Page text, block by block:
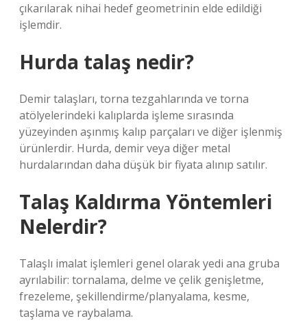
çıkarılarak nihai hedef geometrinin elde edildiği
işlemdir.
Hurda talaş nedir?
Demir talaşları, torna tezgahlarında ve torna
atölyelerindeki kalıplarda işleme sırasında
yüzeyinden aşınmış kalıp parçaları ve diğer işlenmiş
ürünlerdir. Hurda, demir veya diğer metal
hurdalarından daha düşük bir fiyata alınıp satılır.
Talaş Kaldırma Yöntemleri
Nelerdir?
Talaşlı imalat işlemleri genel olarak yedi ana gruba
ayrılabilir: tornalama, delme ve çelik genişletme,
frezeleme, şekillendirme/planyalama, kesme,
taşlama ve raybalama.